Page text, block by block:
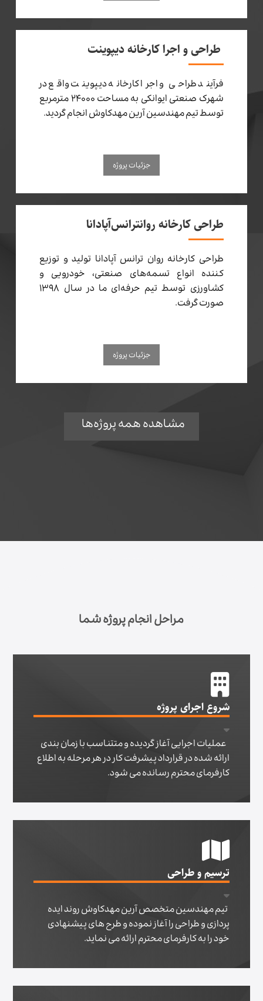
طراحی و اجرا کارخانه دیپوینت
فرآیند طراحی و اجرا کارخانه دیپوینت واقع در
شهرک صنعتی ایوانکی به مساحت ۲۴۰۰۰ مترمربع
توسط تیم مهندسین آرین مهدکاوش انجام گردید.
جزئیات پروژه
طراحی کارخانه روانترانس‌آپادانا
طراحی کارخانه روان ترانس آپادانا تولید و توزیع
کننده انواع تسمه‌های صنعتی، خودرویی و
کشاورزی توسط تیم حرفه‌ای ما در سال ۱۳۹۸
صورت گرفت.
جزئیات پروژه
مشاهده همه پروژه‌ها
مراحل انجام پروژه شما
شروع اجرای پروژه
عملیات اجرایی آغاز گردیده و متتناسب با زمان بندی
ارائه شده در قرارداد پیشرفت کار در هر مرحله به اطلاع
کارفرمای محترم رسانده می شود.
ترسیم و طراحی
تیم مهندسین متخصص آرین مهدکاوش روند ایده
پردازی و طراحی را آغاز نموده و طرح های پیشنهادی
خود را به کارفرمای محترم ارائه می نماید.